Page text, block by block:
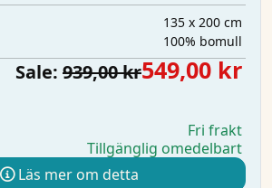
135 x 200 cm
100% bomull
Sale: 939,00 kr549,00 kr
Fri frakt
Tillgänglig omedelbart
Läs mer om detta